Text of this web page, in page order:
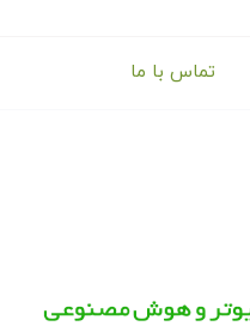
تماس با ما